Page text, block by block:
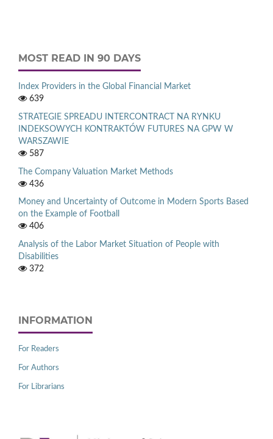
MOST READ IN 90 DAYS
Index Providers in the Global Financial Market
639
STRATEGIE SPREADU INTERCONTRACT NA RYNKU
INDEKSOWYCH KONTRAKTÓW FUTURES NA GPW W
WARSZAWIE
587
The Company Valuation Market Methods
436
Money and Uncertainty of Outcome in Modern Sports Based
on the Example of Football
406
Analysis of the Labor Market Situation of People with
Disabilities
372
INFORMATION
For Readers
For Authors
For Librarians